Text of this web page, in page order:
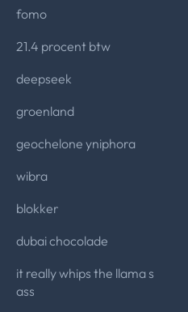
fomo
21.4 procent btw
deepseek
groenland
geochelone yniphora
wibra
blokker
dubai chocolade
it really whips the llama s
ass